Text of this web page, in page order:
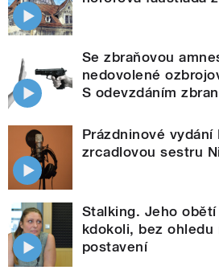
Se zbraňovou
nedovolené
S odevzdáním
Prázdninové vydání
zrcadlovou sestru
Stalking. Jeho
kdokoli, bez ohledu
postavení